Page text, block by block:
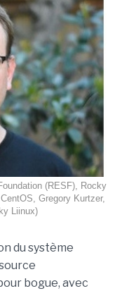
(RESF), Rocky
Gregory Kurtzer,
Liinux)
du système
bogue, avec